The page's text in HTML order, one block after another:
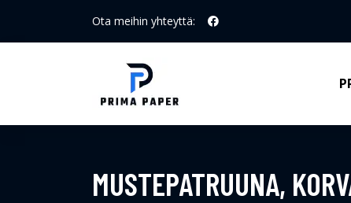
Ota meihin yhteyttä:
MUSTEPATRUUNA,